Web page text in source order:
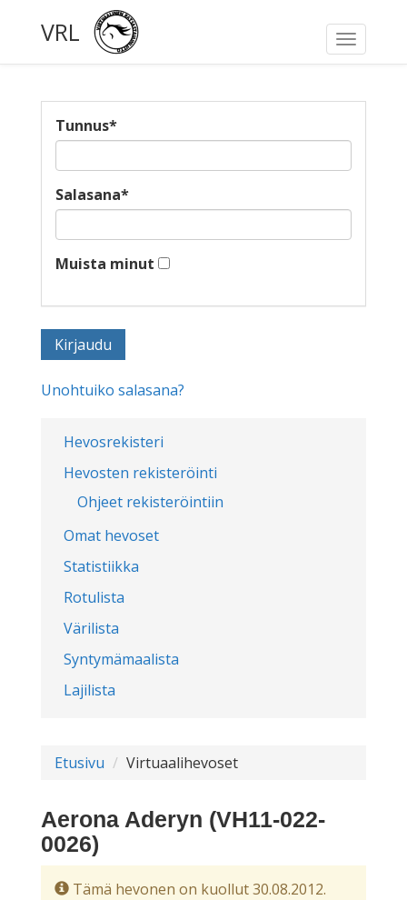
Toggle
VRL
Hevosrekisteri
Hevosten rekisteröinti
Ohjeet rekisteröintiin
Omat hevoset
Statistiikka
Rotulista
Värilista
Syntymämaalista
Lajilista
Tunnus*
Salasana*
Muista minut
Unohtuiko salasana?
Etusivu Virtuaalihevoset
Aerona Aderyn (VH11-022-
0026)
Tämä hevonen on kuollut 30.08.2012.